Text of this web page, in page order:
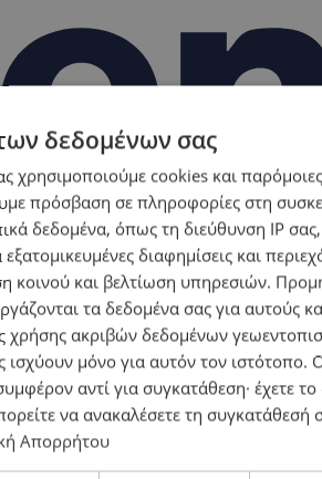
σπίτι – Απλές ιδέες που κάνουν
δεδομένων σας
χρησιμοποιούμε cookies και
πρόσβαση σε πληροφορίες στη
δεδομένα, όπως τη διεύθυνση IP
διαφημίσεις και
κοινού και βελτίωση υπηρεσιών.
τα δεδομένα σας για αυτούς
χρήσης ακριβών δεδομένων
ισχύουν μόνο για αυτόν τον ιστότοπο.
αντί για συγκατάθεση· έχετε το
να ανακαλέσετε τη συγκατάθεσή
Απορρήτου